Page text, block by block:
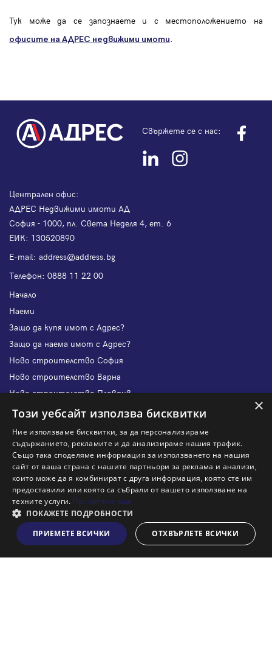
Виж на картата
Тук може да се запознаете и с местоположението на
офисите на АДРЕС недвижими имоти.
Свържете се с нас:
Централен офис:
АДРЕС Недвижими имоти АД
София - 1000, пл. Света Неделя 4, ет. 6
ЕИК: 130520890
Е-mail: address@address.bg
Телефон: 0888 11 22 00
Начало
Наеми
Защо да купя имот с Адрес?
Защо да наема имот с Адрес?
Ново строителство София
Ново строителство Варна
Ново строителство Пловдив
Ново строителство Бургас
Защо да отдам имот с Адрес?
Наши офиси
Кариери
Кои сме ние?
Франчайз
Блог
Искаш ли да получаваш актуална информация за пазара
на недвижими имоти?
×
Този уебсайт използва бисквитки
Ние използваме бисквитки, за да персонализираме
съдържанието, рекламите и да анализираме нашия трафик.
Също така споделяме информация за използването на нашия
сайт от ваша страна с нашите партньори за реклама и анализи,
които може да я комбинират с друга информация, която сте им
предоставили или която са събрали от вашето използване на
техните услуги. Прочетете още
ПОКАЖЕТЕ ПОДРОБНОСТИ
ПРИЕМЕТЕ ВСИЧКИ
ОТХВЪРЛЕТЕ ВСИЧКИ